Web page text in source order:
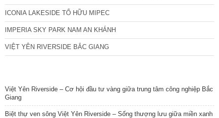
ICONIA LAKESIDE TỐ HỮU MIPEC
IMPERIA SKY PARK NAM AN KHÁNH
VIỆT YÊN RIVERSIDE BẮC GIANG
Việt Yên Riverside – Cơ hội đầu tư vàng giữa trung tâm công nghiệp Bắc
Giang
Biệt thự ven sông Việt Yên Riverside – Sống thượng lưu giữa miền xanh